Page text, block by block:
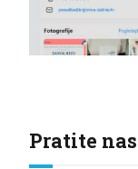
Pratite